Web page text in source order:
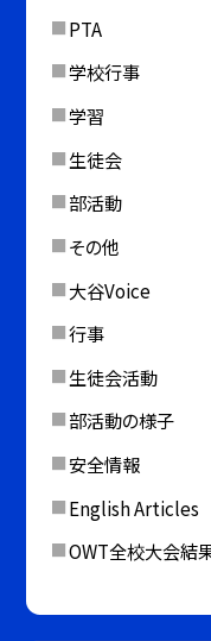
PTA
学校行事
学習
生徒会
部活動
その他
大谷Voice
行事
生徒会活動
部活動の様子
安全情報
English Articles
OWT全校大会結